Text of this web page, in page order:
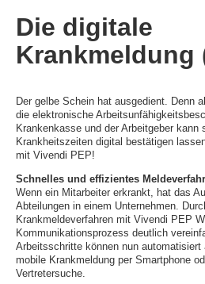
Die digitale
Krankmeldung
Der gelbe Schein hat ausgedient. Denn
die elektronische
Krankenkasse und der Arbeitgeber kann
Krankheitszeiten digital bestätigen
mit Vivendi PEP!
Schnelles und effizientes
Wenn ein Mitarbeiter erkrankt, hat das
Abteilungen in einem Unternehmen.
Krankmeldeverfahren mit Vivendi PEP
Kommunikationsprozess deutlich
Arbeitsschritte können nun
mobile Krankmeldung per Smartphone
Vertretersuche.